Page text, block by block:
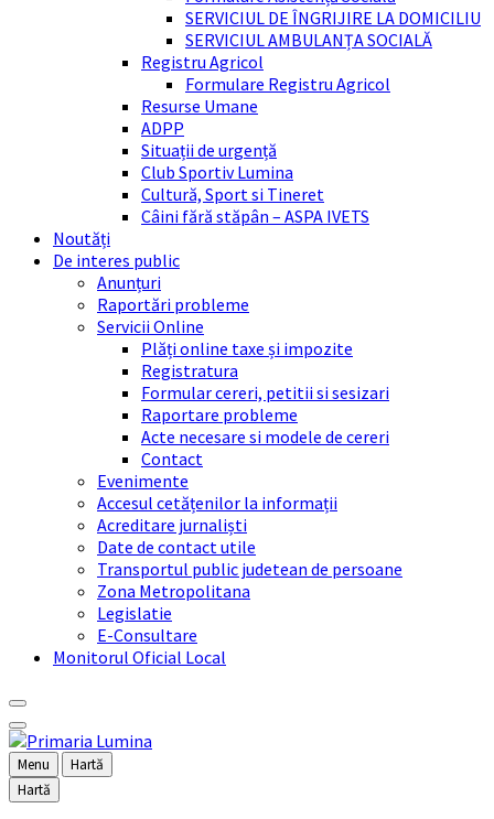
SERVICIUL DE ÎNGRIJIRE LA DOMICILIU
SERVICIUL AMBULANȚA SOCIALĂ
Registru Agricol
Formulare Registru Agricol
Resurse Umane
ADPP
Situații de urgență
Club Sportiv Lumina
Cultură, Sport si Tineret
Câini fără stăpân – ASPA IVETS
Noutăți
De interes public
Anunțuri
Raportări probleme
Servicii Online
Plăți online taxe și impozite
Registratura
Formular cereri, petitii si sesizari
Raportare probleme
Acte necesare si modele de cereri
Contact
Evenimente
Accesul cetățenilor la informații
Acreditare jurnaliști
Date de contact utile
Transportul public judetean de persoane
Zona Metropolitana
Legislatie
E-Consultare
Monitorul Oficial Local
Menu
Hartă
Hartă